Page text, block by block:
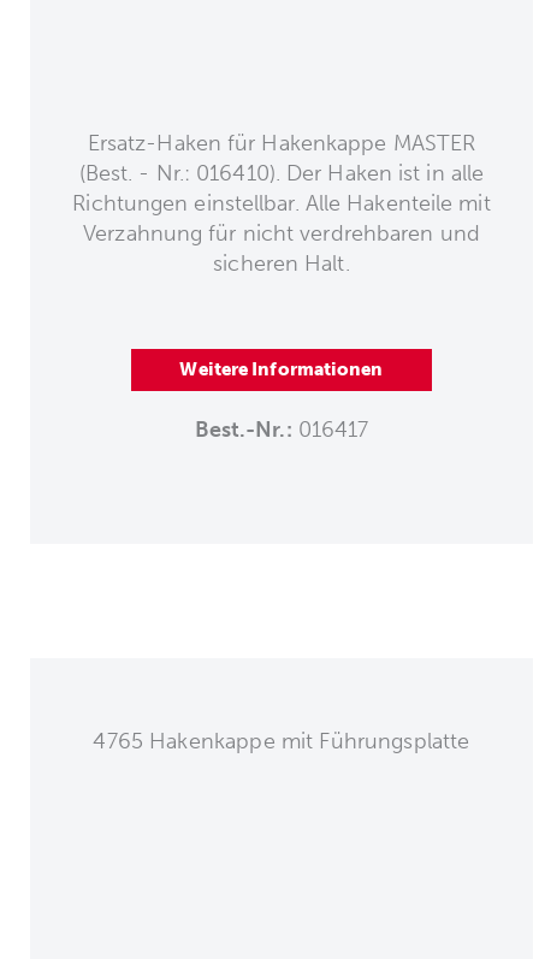
Ersatz-Haken für Hakenkappe MASTER
(Best. - Nr.: 016410). Der Haken ist in alle
Richtungen einstellbar. Alle Hakenteile mit
Verzahnung für nicht verdrehbaren und
sicheren Halt.
Weitere Informationen
Best.-Nr.: 016417
4765 Hakenkappe mit Führungsplatte